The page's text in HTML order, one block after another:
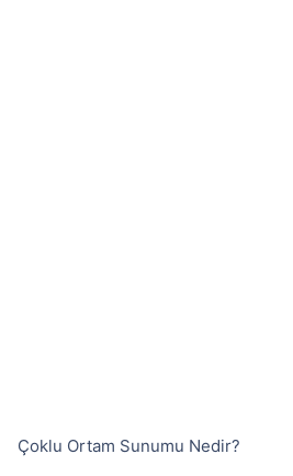
Çoklu Ortam Sunumu Nedir?